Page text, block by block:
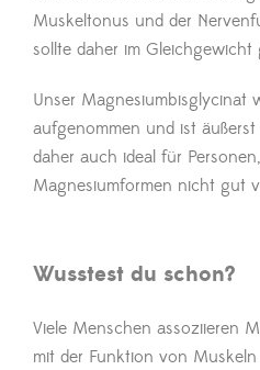
Muskeltonus und der
sollte daher im Gleichgewicht
Unser Magnesiumbisglycinat
aufgenommen und ist
daher auch ideal für
Magnesiumformen nicht gut
Wusstest du schon?
Viele Menschen assoziieren
mit der Funktion von